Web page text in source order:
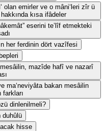
olan emirler ve o mâni‘leri zîr ü
kısa ifâdeler
eserini te’lîf etmekteki
her ferdinin dört vazîfesi
mazîde hafî ve nazarî
ma‘neviyâta bakan mesâilin
farkları
dinlenilmeli?
duhûlü
hisse